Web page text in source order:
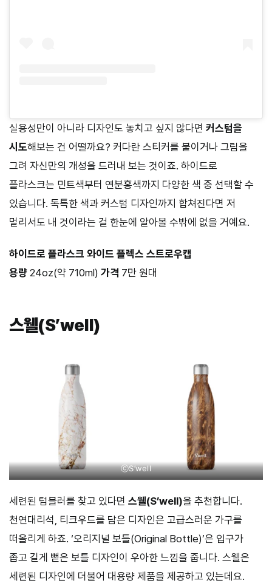
실용성만이 아니라 디자인도 놓치고 싶지 않다면 커스텀을
시도해보는 건 어떨까요? 커다란 스티커를 붙이거나 그림을
그려 자신만의 개성을 드러내 보는 것이죠. 하이드로
플라스크는 민트색부터 연분홍색까지 다양한 색 중 선택할 수
있습니다. 독특한 색과 커스텀 디자인까지 합쳐진다면 저
멀리서도 내 것이라는 걸 한눈에 알아볼 수밖에 없을 거예요.
하이드로 플라스크 와이드 플렉스 스트로우캡
용량 24oz(약 710ml) 가격 7만 원대
스웰(S’well)
ⓒS’well
세련된 텀블러를 찾고 있다면 스웰(S’well)을 추천합니다.
천연대리석, 티크우드를 담은 디자인은 고급스러운 가구를
떠올리게 하죠. ‘오리지널 보틀(Original Bottle)’은 입구가
좁고 길게 뻗은 보틀 디자인이 우아한 느낌을 줍니다. 스웰은
세련된 디자인에 더불어 대용량 제품을 제공하고 있는데요.